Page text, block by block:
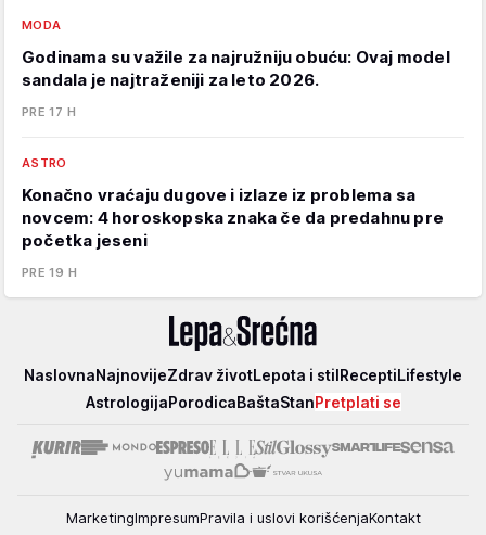
MODA
Godinama su važile za najružniju obuću: Ovaj model
sandala je najtraženiji za leto 2026.
PRE 17 H
ASTRO
Konačno vraćaju dugove i izlaze iz problema sa
novcem: 4 horoskopska znaka če da predahnu pre
početka jeseni
PRE 19 H
Lepa
NaslovnaNajnovijeZdrav životLepota i stilReceptiLifestyle
AstrologijaPorodicaBaštaStanPretplati se
MarketingImpresumPravila i uslovi korišćenjaKontakt